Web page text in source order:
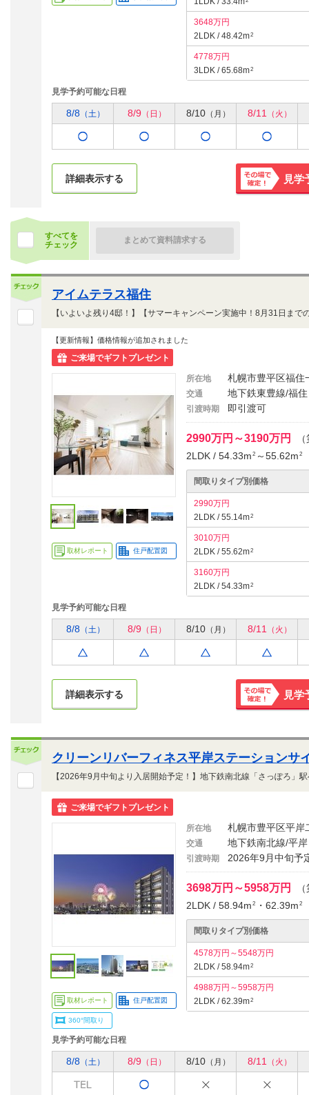
3648万円
2LDK / 48.42m2
4778万円
3LDK / 65.68m2
見学予約可能な日程
8/8 （土） 8/9 （日） 8/10 （月） 8/11 （火）
詳細表示する
その場で
見学
すべてを
チェック
まとめて資料請求する
アイムテラス福住
【更新情報】価格情報が追加されました
ご来場でギフトプレゼント
取材レポート 住戸配置図
所在地 札幌市豊平区福住
交通 地下鉄東豊線/福
引渡時期 即引渡可
2990万円～3190万円
（
2LDK / 54.33m 2 ～55.62m 2
間取りタイプ別価格
2990万円
2LDK / 55.14m2
3010万円
2LDK / 55.62m2
3160万円
2LDK / 54.33m2
見学予約可能な日程
8/8 （土） 8/9 （日） 8/10 （月） 8/11 （火）
詳細表示する
その場で
見学
クリーンリバーフィネス平岸ステーションサ
ご来場でギフトプレゼント
取材レポート 住戸配置図
360°間取り
所在地 札幌市豊平区平岸
交通 地下鉄南北線/平
引渡時期 2026年9月中旬予
3698万円～5958万円
（
2LDK / 58.94m 2 ・62.39m 2
間取りタイプ別価格
4578万円～5548万円
2LDK / 58.94m2
4988万円～5958万円
2LDK / 62.39m2
見学予約可能な日程
8/8 （土） 8/9 （日） 8/10 （月） 8/11 （火）